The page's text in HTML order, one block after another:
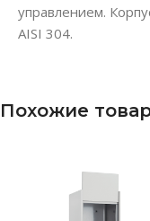
управлением.
AISI 304.
Похожие